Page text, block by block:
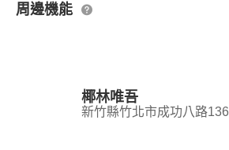
周邊機能
椰林唯吾
新竹縣竹北市成功八路